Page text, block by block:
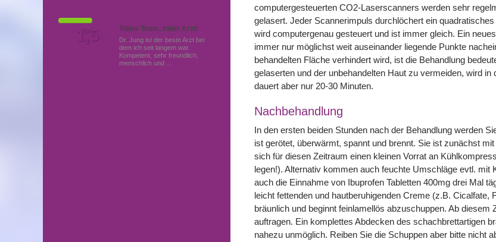
Tolles Team, toller Arzt!
Dr. Jung ist der beste Arzt bei
dem ich seit langem war.
Kompetent, sehr freundlich,
menschlich und …
Von Patienten
bewertet mit
Note
1,5
computergesteuerten CO2-Laserscanners werden sehr
gelasert. Jeder Scannerimpuls durchlöchert ein
wird computergenau gesteuert und ist immer gleich. Ein
immer nur möglichst weit auseinander liegende Punkte
behandelten Fläche verhindert wird, ist die Behandlung
gelaserten und der unbehandelten Haut zu vermeiden, wird
dauert aber nur 20-30 Minuten.
Nachbehandlung
In den ersten beiden Stunden nach der Behandlung werden
ist gerötet, überwärmt, spannt und brennt. Sie ist zunächst
sich für diesen Zeitraum einen kleinen Vorrat an
legen!). Alternativ kommen auch feuchte Umschläge evtl. mit
auch die Einnahme von Ibuprofen Tabletten 400mg drei Mal
leicht fettenden und hautberuhigenden Creme (z.B.
bräunlich und beginnt feinlamellös abzuschuppen. Ab
auftragen. Ein komplettes Abdecken des schachbrettartigen
nahezu unmöglich. Reiben Sie die Schuppen aber bitte nicht